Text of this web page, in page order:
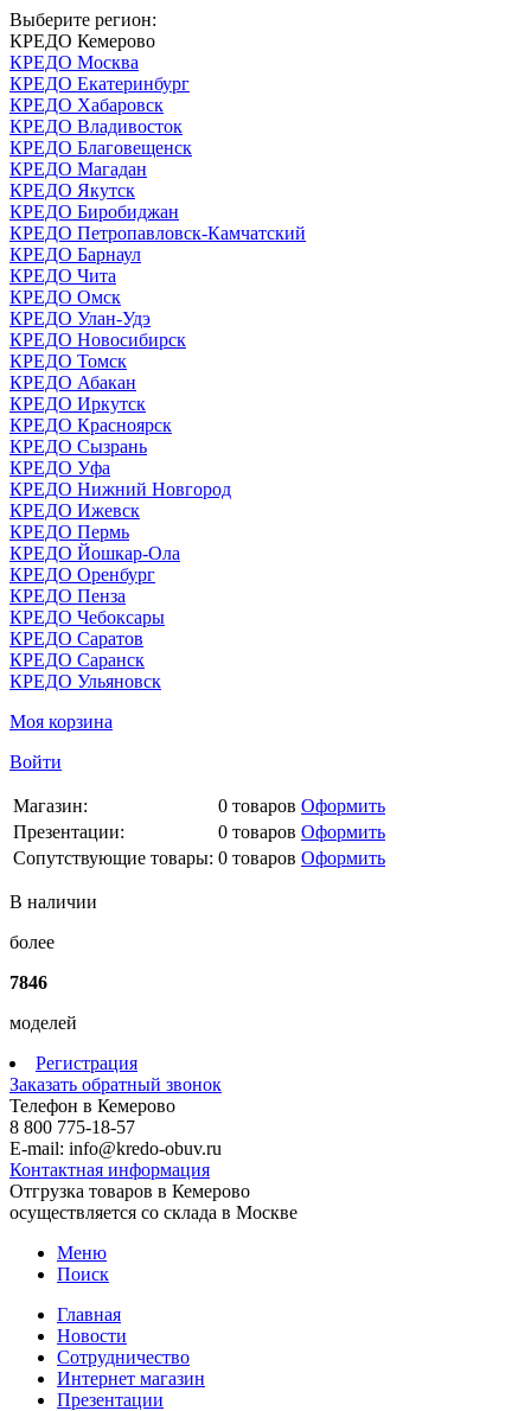
Выберите регион:
КРЕДО Кемерово
КРЕДО Москва
КРЕДО Екатеринбург
КРЕДО Хабаровск
КРЕДО Владивосток
КРЕДО Благовещенск
КРЕДО Магадан
КРЕДО Якутск
КРЕДО Биробиджан
КРЕДО Петропавловск-Камчатский
КРЕДО Барнаул
КРЕДО Чита
КРЕДО Омск
КРЕДО Улан-Удэ
КРЕДО Новосибирск
КРЕДО Томск
КРЕДО Абакан
КРЕДО Иркутск
КРЕДО Красноярск
КРЕДО Сызрань
КРЕДО Уфа
КРЕДО Нижний Новгород
КРЕДО Ижевск
КРЕДО Пермь
КРЕДО Йошкар-Ола
КРЕДО Оренбург
КРЕДО Пенза
КРЕДО Чебоксары
КРЕДО Саратов
КРЕДО Саранск
КРЕДО Ульяновск
Моя корзина
Войти
Магазин: 0 товаров Оформить
Презентации:
0 товаров Оформить
Сопутствующие товары: 0 товаров Оформить
В наличии
более
7846
моделей
Регистрация
Заказать обратный звонок
Телефон в Кемерово
8 800 775-18-57
E-mail: info@kredo-obuv.ru
Контактная информация
Отгрузка товаров в Кемерово
осуществляется со склада в Москве
Меню
Поиск
Главная
Новости
Сотрудничество
Интернет магазин
Презентации